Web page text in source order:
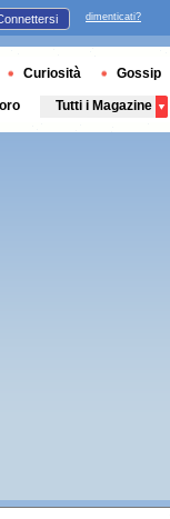
dimenticati?
Curiosità Gossip
Tutti i Magazine